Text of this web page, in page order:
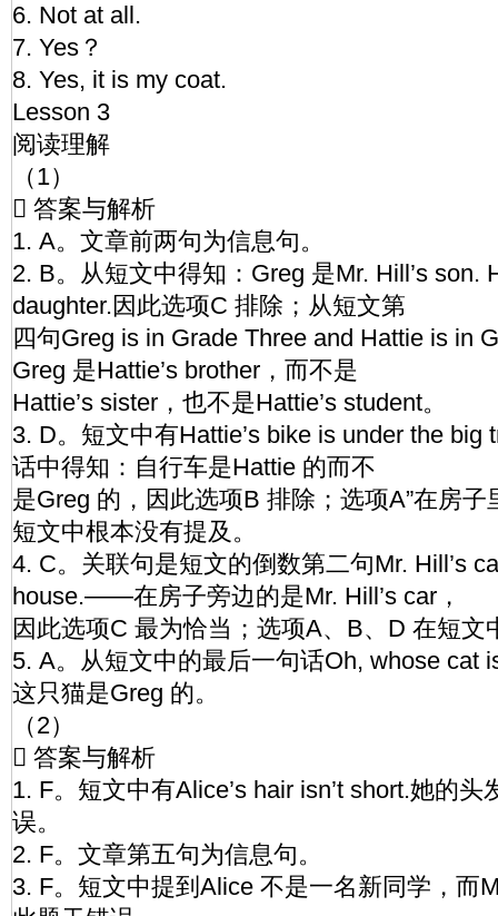
6. Not at all.
7. Yes？
8. Yes, it is my coat.
Lesson 3
阅读理解
（1）
 答案与解析
1. A。文章前两句为信息句。
2. B。从短文中得知：Greg 是Mr. Hill’s son.
daughter.因此选项C 排除；从短文第
四句Greg is in Grade Three and Hattie is in
Greg 是Hattie’s brother，而不是
Hattie’s sister，也不是Hattie’s student。
3. D。短文中有Hattie’s bike is under the big
话中得知：自行车是Hattie 的而不
是Greg 的，因此选项B 排除；选项A”在房子
短文中根本没有提及。
4. C。关联句是短文的倒数第二句Mr. Hill’s
house.——在房子旁边的是Mr. Hill’s car，
因此选项C 最为恰当；选项A、B、D 在短文
5. A。从短文中的最后一句话Oh, whose cat
这只猫是Greg 的。
（2）
 答案与解析
1. F。短文中有Alice’s hair isn’t short.她的
误。
2. F。文章第五句为信息句。
3. F。短文中提到Alice 不是一名新同学，而